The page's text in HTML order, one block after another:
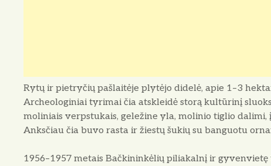
Rytų ir pietryčių pašlaitėje plytėjo didelė, apie 1–3
Archeologiniai tyrimai čia atskleidė storą kultūrinį
moliniais verpstukais, geležine yla, molinio tiglio
Anksčiau čia buvo rasta ir žiestų šukių su banguotu
1956–1957 metais Bačkininkėlių piliakalnį ir